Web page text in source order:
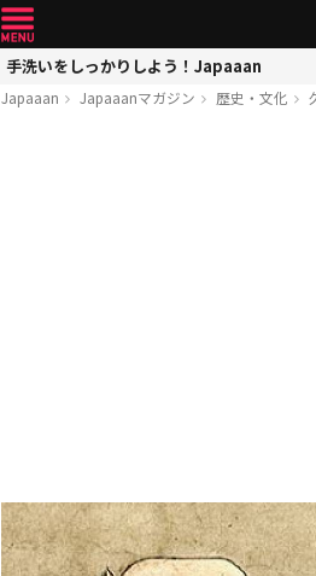
手洗いをしっかりしよう！Japaaan
Japaaan Japaaanマガジン 歴史・文化